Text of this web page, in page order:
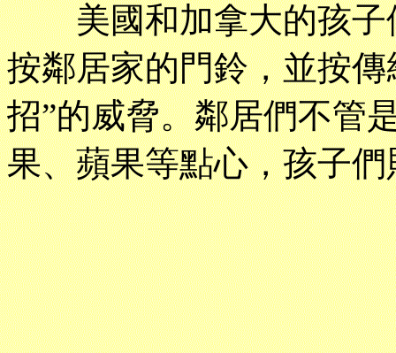
美國和加拿大的孩子
按鄰居家的門鈴，並按
招”的威脅。鄰居們不管
果、蘋果等點心，孩子